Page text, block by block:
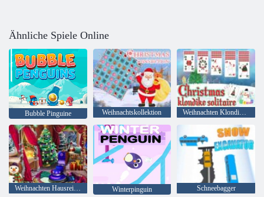
Ähnliche Spiele Online
Bubble Pinguine Weihnachtskollektion Weihnachten Klondike Solitaire
Weihnachten Hausreinigung Winterpinguin Schneebagger